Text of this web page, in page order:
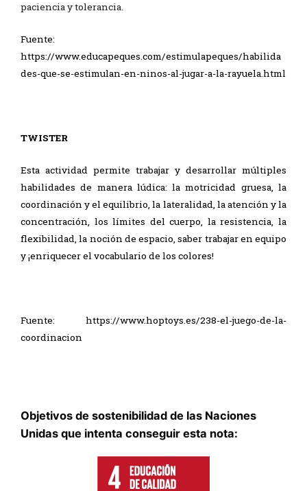
paciencia y tolerancia.
Fuente:
https://www.educapeques.com/estimulapeques/habilida
des-que-se-estimulan-en-ninos-al-jugar-a-la-rayuela.html
TWISTER
Esta actividad permite trabajar y desarrollar múltiples
habilidades de manera lúdica: la motricidad gruesa, la
coordinación y el equilibrio, la lateralidad, la atención y la
concentración, los límites del cuerpo, la resistencia, la
flexibilidad, la noción de espacio, saber trabajar en equipo
y ¡enriquecer el vocabulario de los colores!
Fuente: https://www.hoptoys.es/238-el-juego-de-la-
coordinacion
Objetivos de sostenibilidad de las Naciones
Unidas que intenta conseguir esta nota: